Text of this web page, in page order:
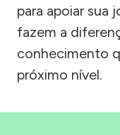
para apoiar sua
fazem a
conhecimento
próximo nível.